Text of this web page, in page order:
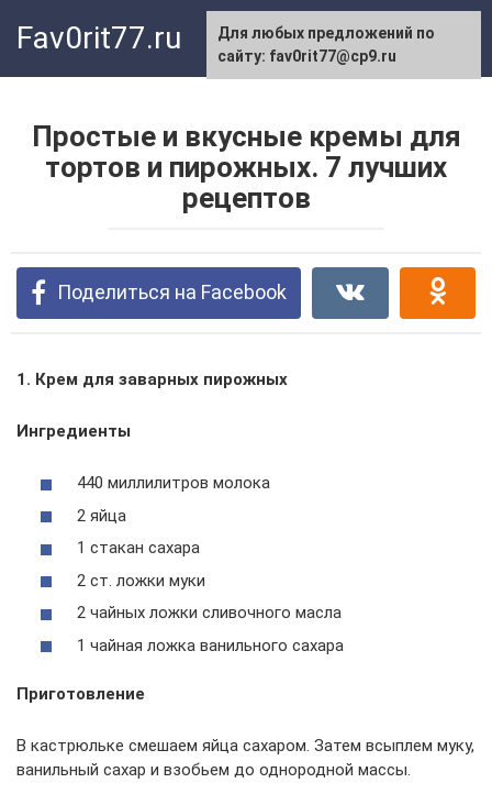
Fav0rit77.ru
Простые и вкусные кремы для
тортов и пирожных. 7 лучших
рецептов
Поделиться на Facebook
1. Крем для заварных пирожных
Ингредиенты
440 миллилитров молока
2 яйца
1 стакан сахара
2 ст. ложки муки
2 чайных ложки сливочного масла
1 чайная ложка ванильного сахара
Приготовление
В кастрюльке смешаем яйца сахаром. Затем всыплем муку,
ванильный сахар и взобьем до однородной массы.
Для любых предложений по
сайту: fav0rit77@cp9.ru